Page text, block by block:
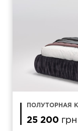
ПОЛУТОРНАЯ
25 200 грн